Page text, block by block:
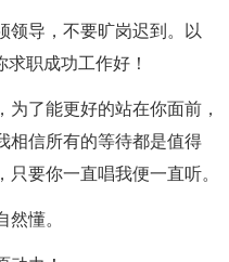
领导，不要旷岗迟到。以
职成功工作好！
了能更好的站在你面前，
相信所有的等待都是值得
要你一直唱我便一直听。
懂。